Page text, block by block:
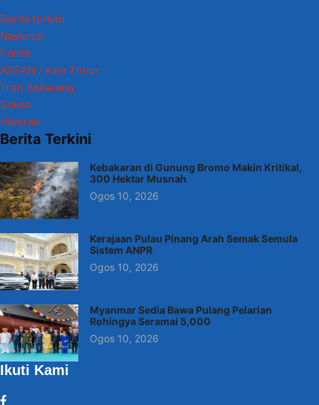
Berita terkini
Nasional
Politik
ASEAN / Asia Timur
Tren Sekarang
Sukan
Hiburan
Berita Terkini
Kebakaran di Gunung Bromo Makin Kritikal,
300 Hektar Musnah
Ogos 10, 2026
Kerajaan Pulau Pinang Arah Semak Semula
Sistem ANPR
Ogos 10, 2026
Myanmar Sedia Bawa Pulang Pelarian
Rohingya Seramai 5,000
Ogos 10, 2026
Ikuti Kami